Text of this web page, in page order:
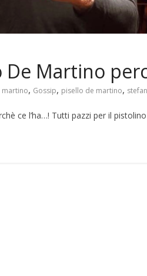
Martino
martino, Gossip, pisello de martino,
ce l’ha…! Tutti pazzi per il